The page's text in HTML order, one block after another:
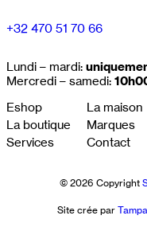
+32 470 51 70 66
Lundi – mardi:
Mercredi – samedi:
Eshop
La boutique
Services
La maison
Marques
Contact
© 2026 Copyright
Site crée par